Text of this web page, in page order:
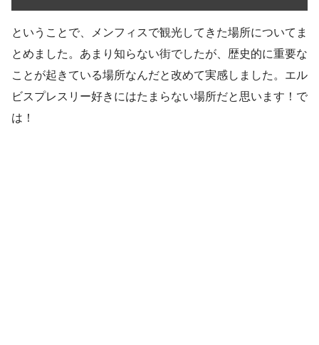
ということで、メンフィスで観光してきた場所についてま
とめました。あまり知らない街でしたが、歴史的に重要な
ことが起きている場所なんだと改めて実感しました。エル
ビスプレスリー好きにはたまらない場所だと思います！で
は！